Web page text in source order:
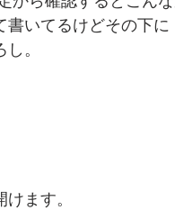
書いてるけどその下
。
ます。